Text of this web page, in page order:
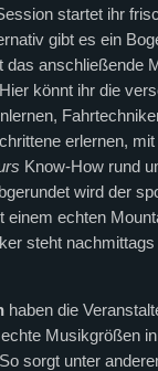
startet ihr
gibt es ein
das anschließende
könnt ihr die
erlernen, mit
Know-How rund
wird der
einem echten
steht
haben die
Musikgrößen
sorgt unter